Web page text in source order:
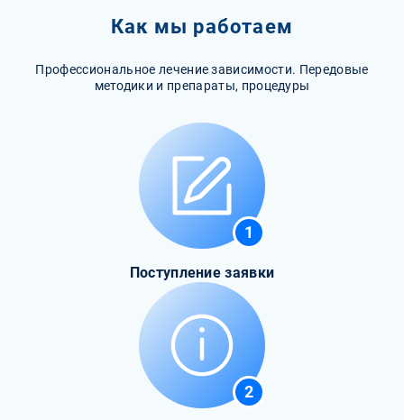
Как мы работаем
Профессиональное лечение зависимости. Передовые
методики и препараты, процедуры
1
Поступление заявки
2